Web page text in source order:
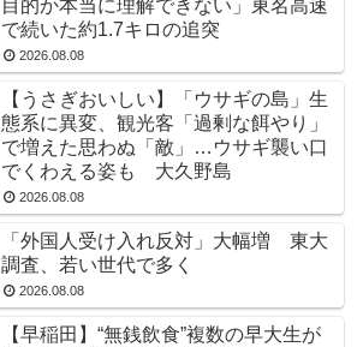
目的か本当に理解できない」東名高速
で続いた約1.7キロの追突
2026.08.08
【うさぎおいしい】「ウサギの島」生
態系に異変、観光客「過剰な餌やり」
で増えた思わぬ「敵」…ウサギ襲い口
でくわえる姿も 大久野島
2026.08.08
「外国人受け入れ反対」大幅増 東大
調査、若い世代で多く
2026.08.08
【早稲田】“無銭飲食”複数の早大生が